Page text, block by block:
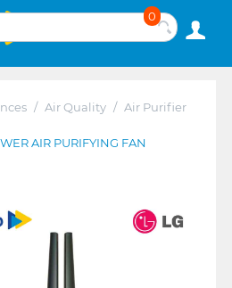
0
/ Air Quality / Air Purifier
AIR PURIFYING FAN